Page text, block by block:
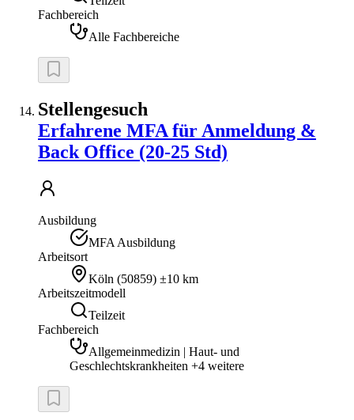
Fachbereich
Alle Fachbereiche
Stellengesuch
Erfahrene MFA für Anmeldung &
Back Office (20-25 Std)
Ausbildung
MFA Ausbildung
Arbeitsort
Köln (50859) ±10 km
Arbeitszeitmodell
Teilzeit
Fachbereich
Allgemeinmedizin | Haut- und
Geschlechtskrankheiten +4 weitere